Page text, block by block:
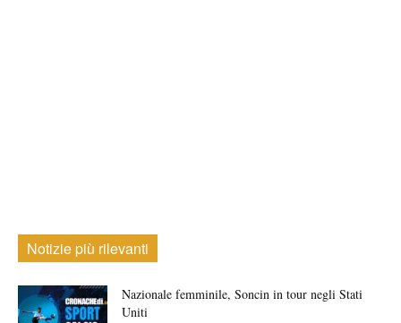
Notizie più rilevanti
Nazionale femminile, Soncin in tour negli Stati
Uniti